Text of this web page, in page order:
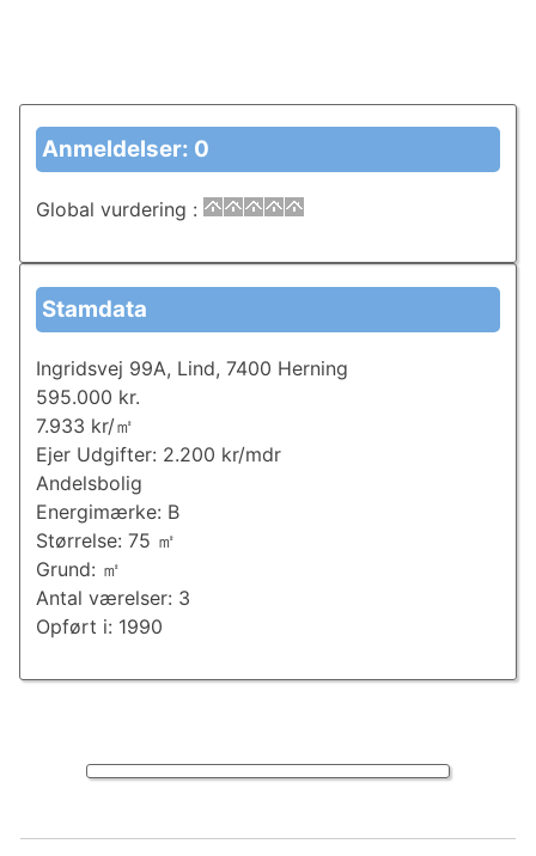
Anmeldelser: 0
Global vurdering :
Stamdata
Ingridsvej 99A, Lind, 7400 Herning
595.000 kr.
7.933 kr/㎡
Ejer Udgifter: 2.200 kr/mdr
Andelsbolig
Energimærke: B
Størrelse: 75 ㎡
Grund: ㎡
Antal værelser: 3
Opført i: 1990